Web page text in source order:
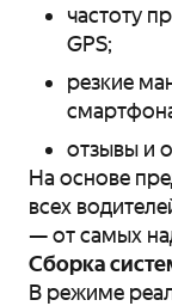
частоту
GPS;
резкие
отзывы и
На основе
всех
— от самых
Сборка
В режиме